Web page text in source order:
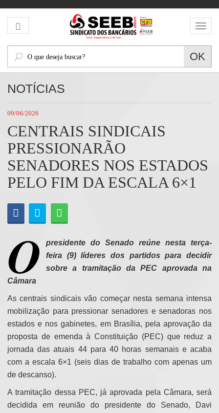
que
buscar?
OK
NOTÍCIAS
09/06/2026
CENTRAIS SINDICAIS
PRESSIONARÃO
SENADORES NOS ESTADOS
PELO FIM DA ESCALA 6×1
O
presidente do Senado reúne nesta terça-
feira (9) líderes dos partidos para decidir
sobre a tramitação da PEC aprovada na
Câmara
As centrais sindicais vão começar nesta semana intensa
mobilização para pressionar senadores e senadoras nos
estados e nos gabinetes, em Brasília, pela aprovação da
proposta de emenda à Constituição (PEC) que reduz a
jornada das atuais 44 para 40 horas semanais e acaba
com a escala 6×1 (seis dias de trabalho com apenas um
de descanso).
A tramitação dessa PEC, já aprovada pela Câmara, será
decidida em reunião do presidente do Senado, Davi